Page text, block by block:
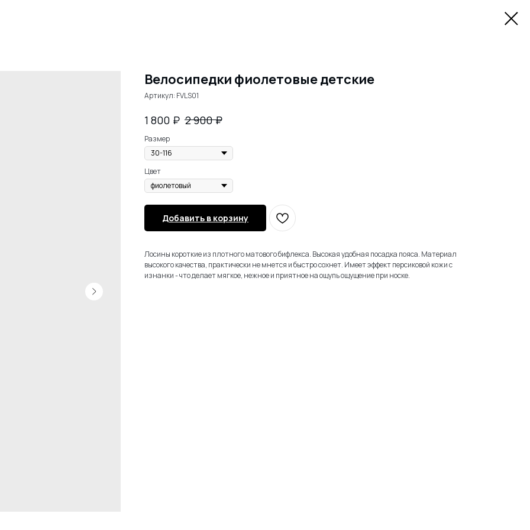
Велосипедки фиолетовые детские
Артикул: FVLS01
1 800 ₽ 2 900 ₽
Размер
Цвет
Добавить в корзину
Лосины короткие из плотного матового бифлекса. Высокая удобная посадка пояса. Материал
высокого качества, практически не мнется и быстро сохнет. Имеет эффект персиковой кожи с
изнанки - что делает мягкое, нежное и приятное на ощупь ощущение при носке.